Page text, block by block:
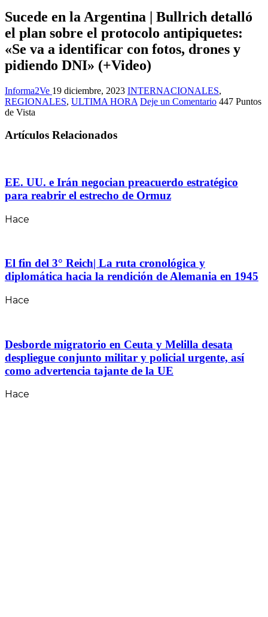
Sucede en la Argentina | Bullrich detalló
el plan sobre el protocolo antipiquetes:
«Se va a identificar con fotos, drones y
pidiendo DNI» (+Video)
Informa2Ve 19 diciembre, 2023 INTERNACIONALES,
REGIONALES, ULTIMA HORA Deje un Comentario 447 Puntos
de Vista
Artículos Relacionados
EE. UU. e Irán negocian preacuerdo estratégico
para reabrir el estrecho de Ormuz
Hace
El fin del 3° Reich| La ruta cronológica y
diplomática hacia la rendición de Alemania en 1945
Hace
Desborde migratorio en Ceuta y Melilla desata
despliegue conjunto militar y policial urgente, así
como advertencia tajante de la UE
Hace